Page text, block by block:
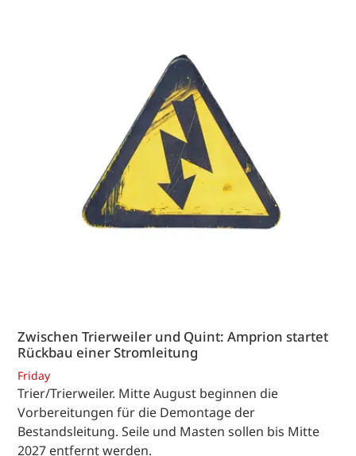
Zwischen Trierweiler und Quint: Amprion startet
Rückbau einer Stromleitung
Friday
Trier/Trierweiler. Mitte August beginnen die
Vorbereitungen für die Demontage der
Bestandsleitung. Seile und Masten sollen bis Mitte
2027 entfernt werden.